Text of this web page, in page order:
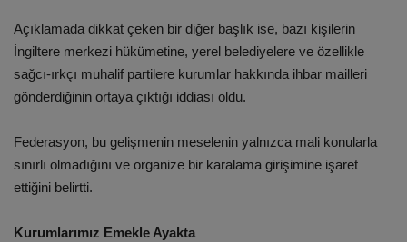
Açıklamada dikkat çeken bir diğer başlık ise, bazı kişilerin
İngiltere merkezi hükümetine, yerel belediyelere ve özellikle
sağcı-ırkçı muhalif partilere kurumlar hakkında ihbar mailleri
gönderdiğinin ortaya çıktığı iddiası oldu.
Federasyon, bu gelişmenin meselenin yalnızca mali konularla
sınırlı olmadığını ve organize bir karalama girişimine işaret
ettiğini belirtti.
Kurumlarımız Emekle Ayakta